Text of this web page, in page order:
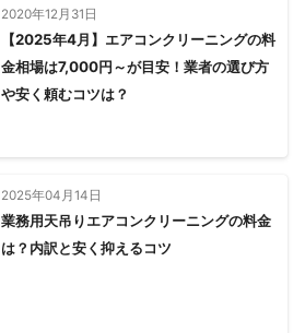
2020年12月31日
【2025年4月】エアコンクリーニングの料
金相場は7,000円～が目安！業者の選び方
や安く頼むコツは？
2025年04月14日
業務用天吊りエアコンクリーニングの料金
は？内訳と安く抑えるコツ